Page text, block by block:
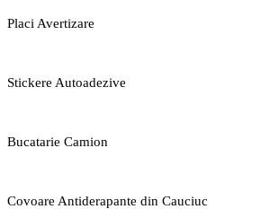
Placi Avertizare
Stickere Autoadezive
Bucatarie Camion
Covoare Antiderapante din Cauciuc